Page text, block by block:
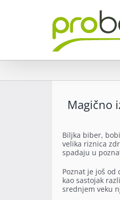
Magično
Biljka biber,
velika riznica
spadaju u
Poznat je još
kao sastojak
srednjem veku